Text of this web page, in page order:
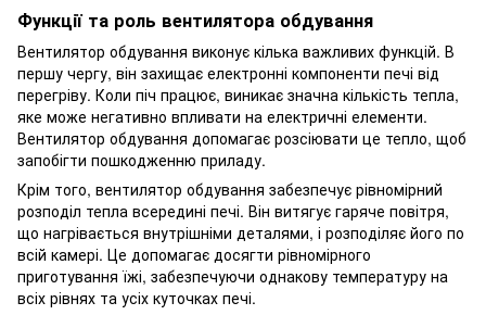
Функції та роль вентилятора обдування
Вентилятор обдування виконує кілька важливих функцій. В
першу чергу, він захищає електронні компоненти печі від
перегріву. Коли піч працює, виникає значна кількість тепла,
яке може негативно впливати на електричні елементи.
Вентилятор обдування допомагає розсіювати це тепло, щоб
запобігти пошкодженню приладу.
Крім того, вентилятор обдування забезпечує рівномірний
розподіл тепла всередині печі. Він витягує гаряче повітря,
що нагрівається внутрішніми деталями, і розподіляє його по
всій камері. Це допомагає досягти рівномірного
приготування їжі, забезпечуючи однакову температуру на
всіх рівнях та усіх куточках печі.